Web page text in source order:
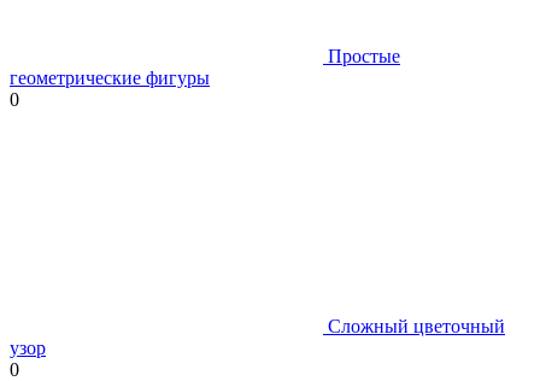
Простые
геометрические фигуры
0
Сложный цветочный
узор
0